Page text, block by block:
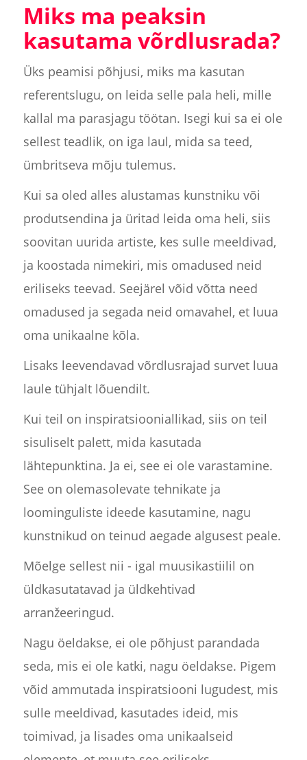
Miks ma peaksin
kasutama võrdlusrada?
Üks peamisi põhjusi, miks ma kasutan
referentslugu, on leida selle pala heli, mille
kallal ma parasjagu töötan. Isegi kui sa ei ole
sellest teadlik, on iga laul, mida sa teed,
ümbritseva mõju tulemus.
Kui sa oled alles alustamas kunstniku või
produtsendina ja üritad leida oma heli, siis
soovitan uurida artiste, kes sulle meeldivad,
ja koostada nimekiri, mis omadused neid
eriliseks teevad. Seejärel võid võtta need
omadused ja segada neid omavahel, et luua
oma unikaalne kõla.
Lisaks leevendavad võrdlusrajad survet luua
laule tühjalt lõuendilt.
Kui teil on inspiratsiooniallikad, siis on teil
sisuliselt palett, mida kasutada
lähtepunktina. Ja ei, see ei ole varastamine.
See on olemasolevate tehnikate ja
loominguliste ideede kasutamine, nagu
kunstnikud on teinud aegade algusest peale.
Mõelge sellest nii - igal muusikastiilil on
üldkasutatavad ja üldkehtivad
arranžeeringud.
Nagu öeldakse, ei ole põhjust parandada
seda, mis ei ole katki, nagu öeldakse. Pigem
võid ammutada inspiratsiooni lugudest, mis
sulle meeldivad, kasutades ideid, mis
toimivad, ja lisades oma unikaalseid